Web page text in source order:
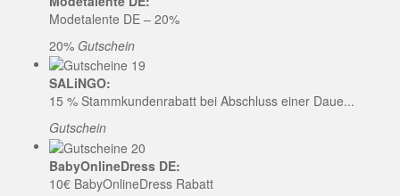
Modetalente DE – 20%
20% Gutschein
SALiNGO:
15 % Stammkundenrabatt bei Abschluss einer Daue...
Gutschein
BabyOnlineDress DE:
10€ BabyOnlineDress Rabatt